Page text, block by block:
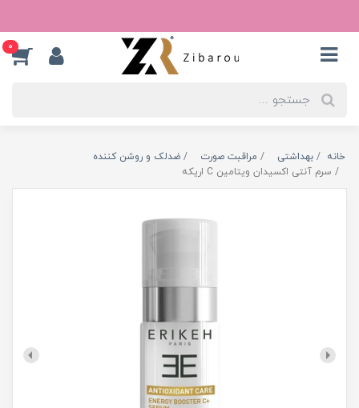
0
خانه بهداشتی مراقبت صورت
ضدلک و روشن کننده
سرم آنتی اکسیدان ویتامین C اریکه